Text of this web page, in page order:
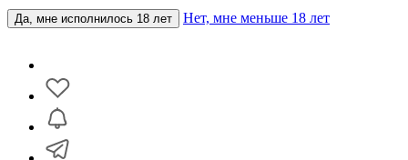
Да, мне исполнилось 18 лет Нет, мне меньше 18 лет